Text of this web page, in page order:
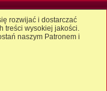
rozwijać i dostarczać
treści wysokiej jakości.
naszym Patronem i